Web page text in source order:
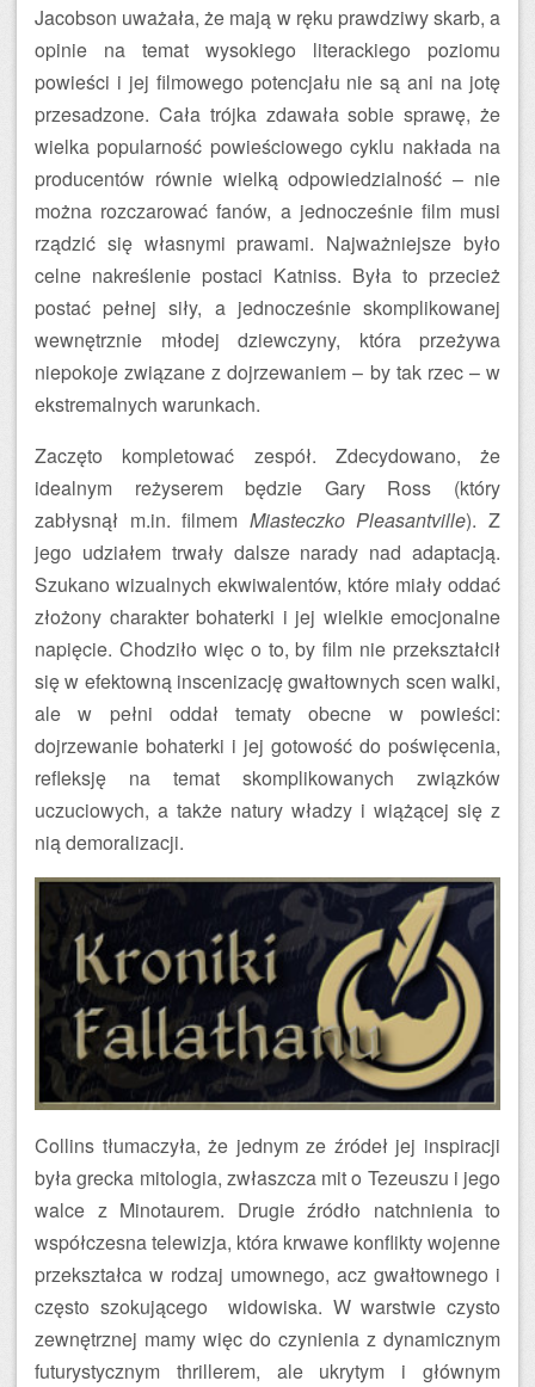
Jacobson uważała, że mają w ręku prawdziwy skarb, a
opinie na temat wysokiego literackiego poziomu
powieści i jej filmowego potencjału nie są ani na jotę
przesadzone. Cała trójka zdawała sobie sprawę, że
wielka popularność powieściowego cyklu nakłada na
producentów równie wielką odpowiedzialność – nie
można rozczarować fanów, a jednocześnie film musi
rządzić się własnymi prawami. Najważniejsze było
celne nakreślenie postaci Katniss. Była to przecież
postać pełnej siły, a jednocześnie skomplikowanej
wewnętrznie młodej dziewczyny, która przeżywa
niepokoje związane z dojrzewaniem – by tak rzec – w
ekstremalnych warunkach.
Zaczęto kompletować zespół. Zdecydowano, że
idealnym reżyserem będzie Gary Ross (który
zabłysnął m.in. filmem Miasteczko Pleasantville). Z
jego udziałem trwały dalsze narady nad adaptacją.
Szukano wizualnych ekwiwalentów, które miały oddać
złożony charakter bohaterki i jej wielkie emocjonalne
napięcie. Chodziło więc o to, by film nie przekształcił
się w efektowną inscenizację gwałtownych scen walki,
ale w pełni oddał tematy obecne w powieści:
dojrzewanie bohaterki i jej gotowość do poświęcenia,
refleksję na temat skomplikowanych związków
uczuciowych, a także natury władzy i wiążącej się z
nią demoralizacji.
Collins tłumaczyła, że jednym ze źródeł jej inspiracji
była grecka mitologia, zwłaszcza mit o Tezeuszu i jego
walce z Minotaurem. Drugie źródło natchnienia to
współczesna telewizja, która krwawe konflikty wojenne
przekształca w rodzaj umownego, acz gwałtownego i
często szokującego widowiska. W warstwie czysto
zewnętrznej mamy więc do czynienia z dynamicznym
futurystycznym thrillerem, ale ukrytym i głównym